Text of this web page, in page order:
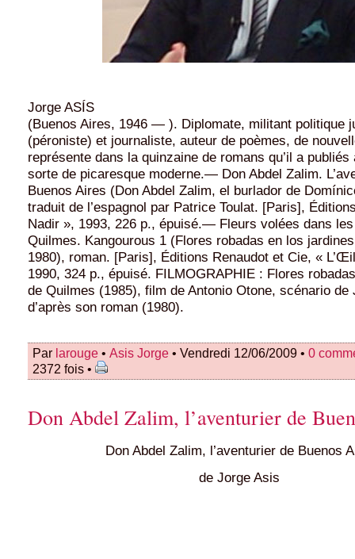
Jorge ASÍS
(Buenos Aires, 1946 — ). Diplomate, militant politique
(péroniste) et journaliste, auteur de poèmes, de
représente dans la quinzaine de romans qu’il a
sorte de picaresque moderne.— Don Abdel Zalim.
Buenos Aires (Don Abdel Zalim, el burlador de
traduit de l’espagnol par Patrice Toulat. [Paris],
Nadir », 1993, 226 p., épuisé.— Fleurs volées dans
Quilmes. Kangourous 1 (Flores robadas en los
1980), roman. [Paris], Éditions Renaudot et Cie, «
1990, 324 p., épuisé. FILMOGRAPHIE : Flores
de Quilmes (1985), film de Antonio Otone, scénario de
d’après son roman (1980).
Par larouge • Asis Jorge • Vendredi 12/06/2009 • 0
2372 fois •
Don Abdel Zalim, l’aventurier de
Don Abdel Zalim, l’aventurier de Buenos
de Jorge Asis